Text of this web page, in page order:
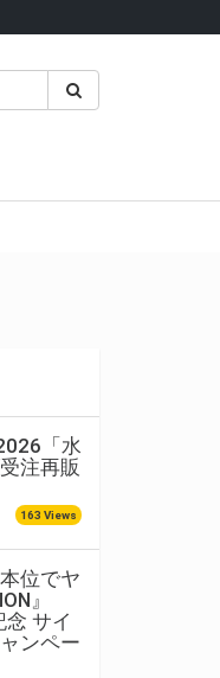
「水
注再販
163 Views
位でヤ
』
サイ
ンペー